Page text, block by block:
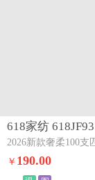
618家纺
￥ 190.00